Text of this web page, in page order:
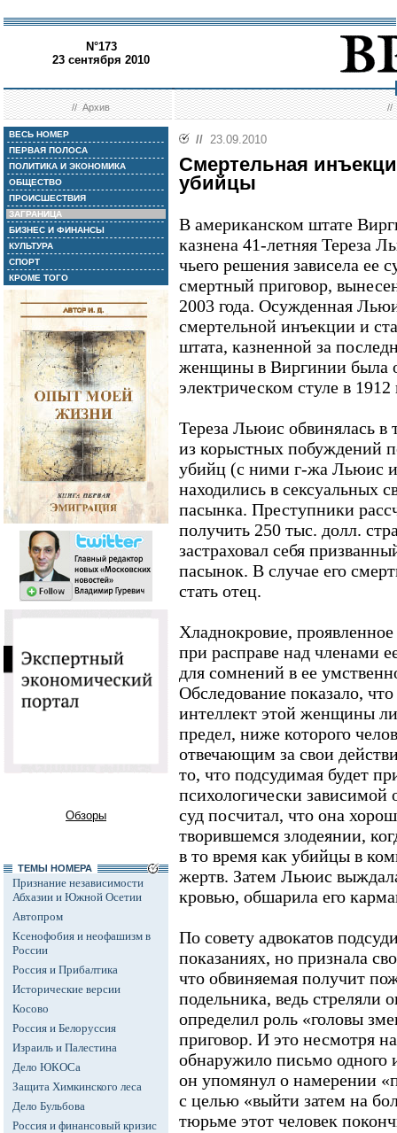
N°173
23 сентября 2010
//Архив //
ВЕСЬ НОМЕР
ПЕРВАЯ ПОЛОСА
ПОЛИТИКА И ЭКОНОМИКА
ОБЩЕСТВО
ПРОИСШЕСТВИЯ
ЗАГРАНИЦА
БИЗНЕС И ФИНАНСЫ
КУЛЬТУРА
СПОРТ
КРОМЕ ТОГО
Обзоры
ТЕМЫ НОМЕРА
Признание независимости
Абхазии и Южной Осетии
Автопром
Ксенофобия и неофашизм в
России
Россия и Прибалтика
Исторические версии
Косово
Россия и Белоруссия
Израиль и Палестина
Дело ЮКОСа
Защита Химкинского леса
Дело Бульбова
Россия и финансовый кризис
// 23.09.2010
Смертельная
убийцы
В американском штате
казнена 41-летняя Тереза
чьего решения зависела ее
смертный приговор,
2003 года. Осужденная
смертельной инъекции и
штата, казненной за
женщины в Виргинии была
электрическом стуле в 1912
Тереза Льюис обвинялась в
из корыстных побуждений
убийц (с ними г-жа Льюис и
находились в сексуальных
пасынка. Преступники
получить 250 тыс. долл.
застраховал себя
пасынок. В случае его
стать отец.
Хладнокровие,
при расправе над членами
для сомнений в ее
Обследование показало,
интеллект этой женщины
предел, ниже которого
отвечающим за свои
то, что подсудимая будет
психологически зависимой
суд посчитал, что она
творившемся злодеянии,
в то время как убийцы в
жертв. Затем Льюис
кровью, обшарила его
По совету адвокатов
показаниях, но признала
что обвиняемая получит
подельника, ведь стреляли
определил роль «головы
приговор. И это несмотря
обнаружило письмо одного
он упомянул о намерении
с целью «выйти затем на
тюрьме этот человек